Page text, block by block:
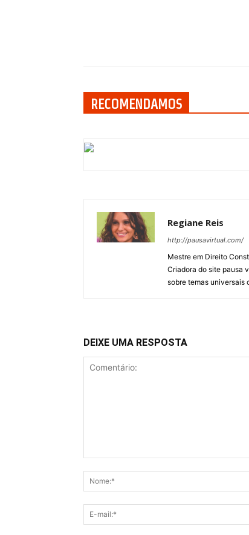
RECOMENDAMOS
Regiane Reis
http://pausavirtual.com/
Mestre em Direito
Criadora do site pausa
sobre temas universais
DEIXE UMA RESPOSTA